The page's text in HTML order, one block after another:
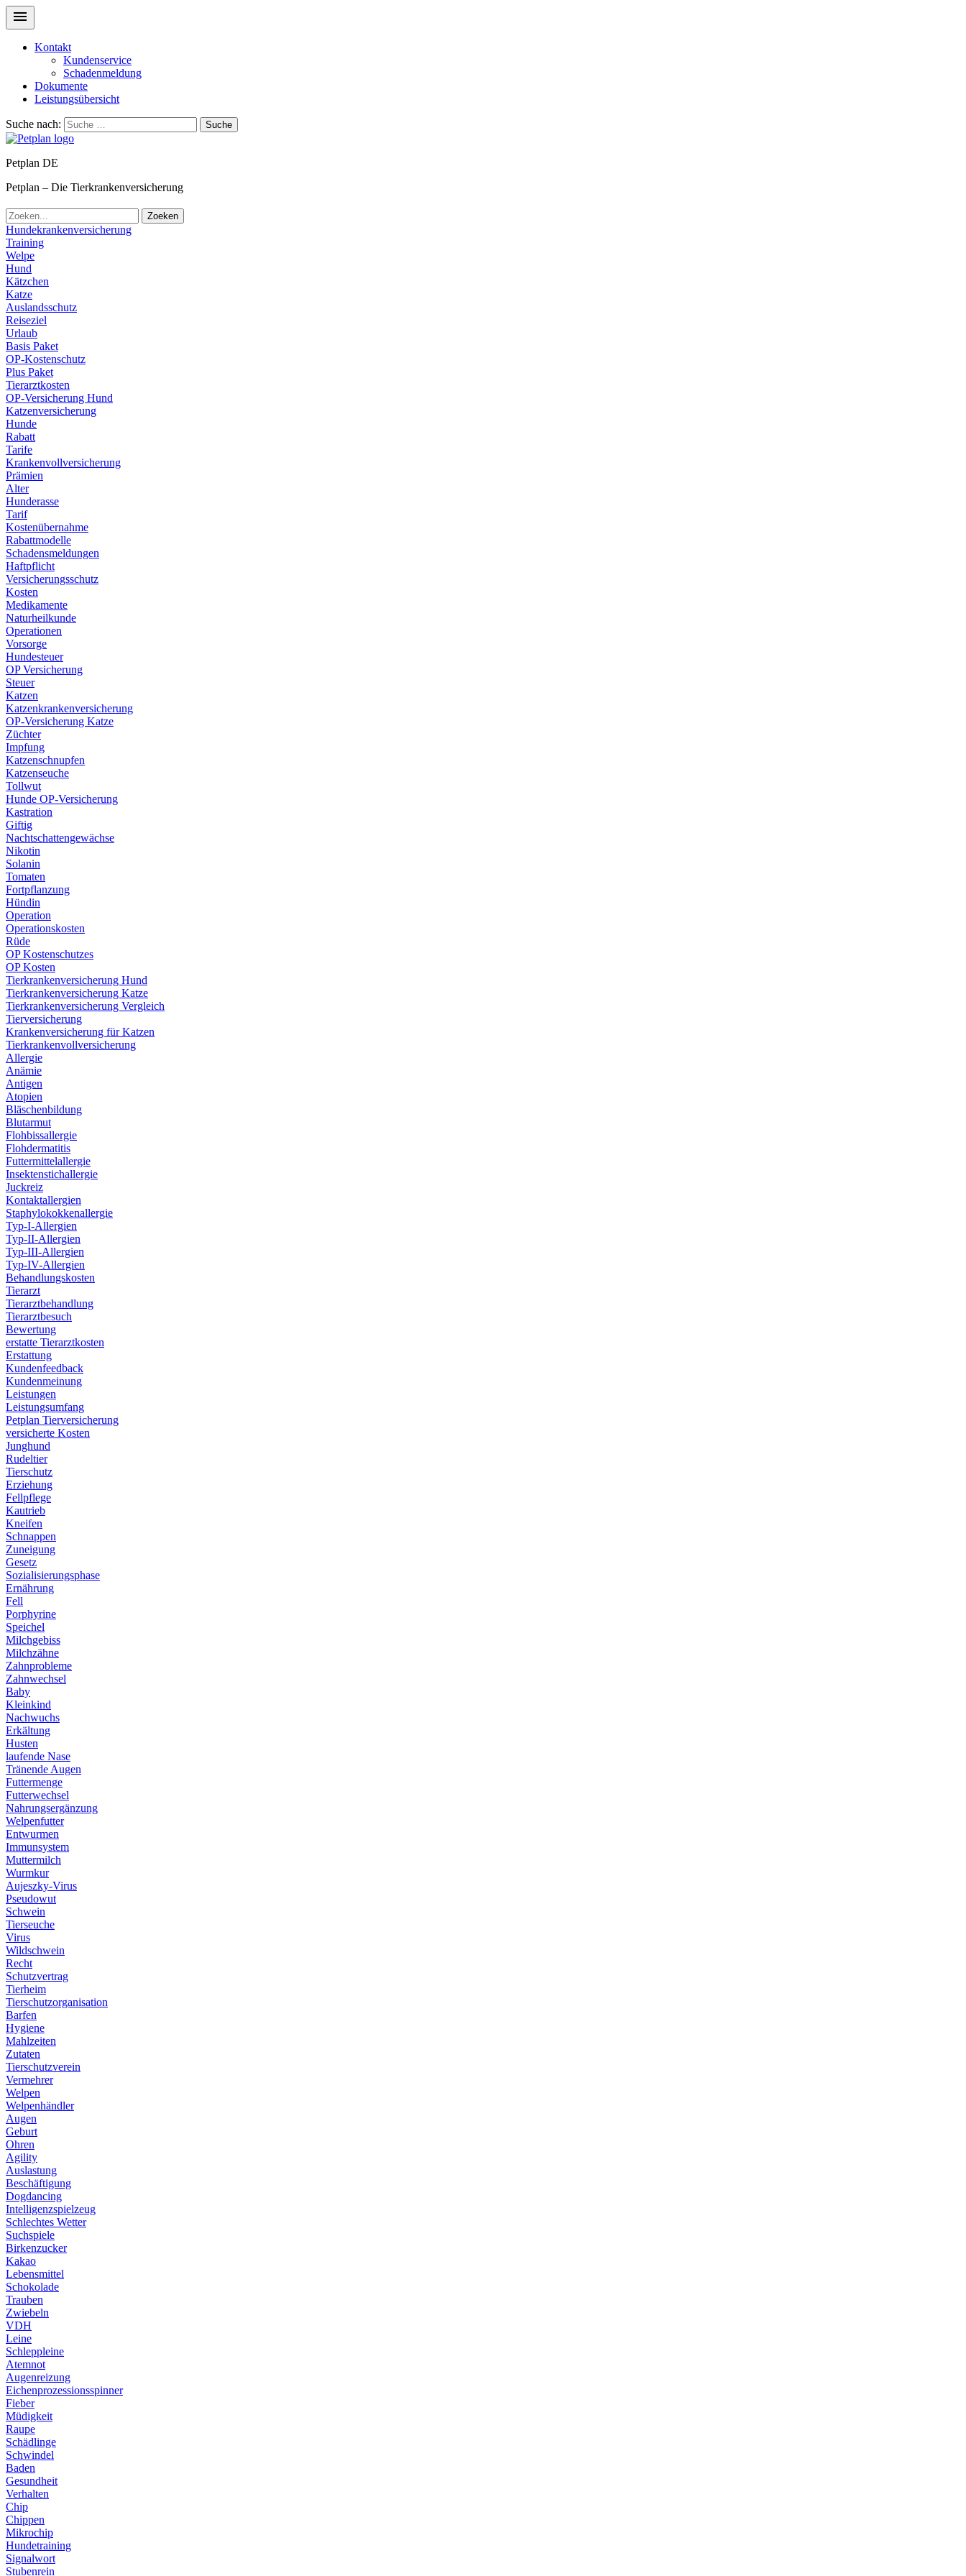
Kontakt
Kundenservice
Schadenmeldung
Dokumente
Leistungsübersicht
Suche nach: Suche
Petplan DE
Petplan – Die Tierkrankenversicherung
Zoeken
Hundekrankenversicherung
Training
Welpe
Hund
Kätzchen
Katze
Auslandsschutz
Reiseziel
Urlaub
Basis Paket
OP-Kostenschutz
Plus Paket
Tierarztkosten
OP-Versicherung Hund
Katzenversicherung
Hunde
Rabatt
Tarife
Krankenvollversicherung
Prämien
Alter
Hunderasse
Tarif
Kostenübernahme
Rabattmodelle
Schadensmeldungen
Haftpflicht
Versicherungsschutz
Kosten
Medikamente
Naturheilkunde
Operationen
Vorsorge
Hundesteuer
OP Versicherung
Steuer
Katzen
Katzenkrankenversicherung
OP-Versicherung Katze
Züchter
Impfung
Katzenschnupfen
Katzenseuche
Tollwut
Hunde OP-Versicherung
Kastration
Giftig
Nachtschattengewächse
Nikotin
Solanin
Tomaten
Fortpflanzung
Hündin
Operation
Operationskosten
Rüde
OP Kostenschutzes
OP Kosten
Tierkrankenversicherung Hund
Tierkrankenversicherung Katze
Tierkrankenversicherung Vergleich
Tierversicherung
Krankenversicherung für Katzen
Tierkrankenvollversicherung
Allergie
Anämie
Antigen
Atopien
Bläschenbildung
Blutarmut
Flohbissallergie
Flohdermatitis
Futtermittelallergie
Insektenstichallergie
Juckreiz
Kontaktallergien
Staphylokokkenallergie
Typ-I-Allergien
Typ-II-Allergien
Typ-III-Allergien
Typ-IV-Allergien
Behandlungskosten
Tierarzt
Tierarztbehandlung
Tierarztbesuch
Bewertung
erstatte Tierarztkosten
Erstattung
Kundenfeedback
Kundenmeinung
Leistungen
Leistungsumfang
Petplan Tierversicherung
versicherte Kosten
Junghund
Rudeltier
Tierschutz
Erziehung
Fellpflege
Kautrieb
Kneifen
Schnappen
Zuneigung
Gesetz
Sozialisierungsphase
Ernährung
Fell
Porphyrine
Speichel
Milchgebiss
Milchzähne
Zahnprobleme
Zahnwechsel
Baby
Kleinkind
Nachwuchs
Erkältung
Husten
laufende Nase
Tränende Augen
Futtermenge
Futterwechsel
Nahrungsergänzung
Welpenfutter
Entwurmen
Immunsystem
Muttermilch
Wurmkur
Aujeszky-Virus
Pseudowut
Schwein
Tierseuche
Virus
Wildschwein
Recht
Schutzvertrag
Tierheim
Tierschutzorganisation
Barfen
Hygiene
Mahlzeiten
Zutaten
Tierschutzverein
Vermehrer
Welpen
Welpenhändler
Augen
Geburt
Ohren
Agility
Auslastung
Beschäftigung
Dogdancing
Intelligenzspielzeug
Schlechtes Wetter
Suchspiele
Birkenzucker
Kakao
Lebensmittel
Schokolade
Trauben
Zwiebeln
VDH
Leine
Schleppleine
Atemnot
Augenreizung
Eichenprozessionsspinner
Fieber
Müdigkeit
Raupe
Schädlinge
Schwindel
Baden
Gesundheit
Verhalten
Chip
Chippen
Mikrochip
Hundetraining
Signalwort
Stubenrein